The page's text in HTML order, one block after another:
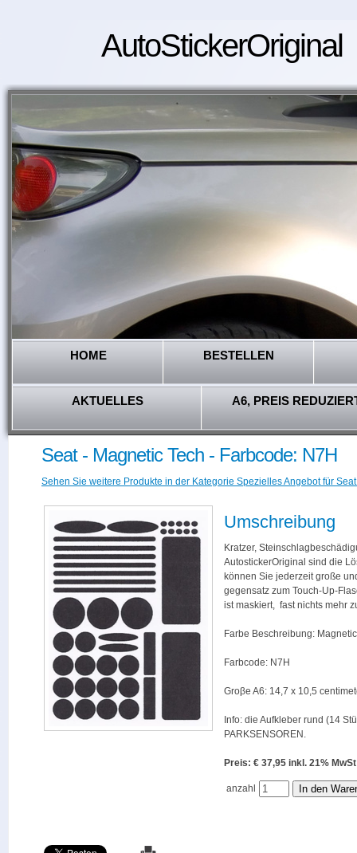
AutoStickerOriginal
HOME BESTELLEN
AKTUELLES A6, PREIS
Seat - Magnetic Tech - Farbcode: N7H
Sehen Sie weitere Produkte in der Kategorie Spezielles Angebot für
Umschreibung
Kratzer,
AutostickerOriginal sind die
können Sie jederzeit große
gegensatz zum Touch-Up-
ist maskiert, fast nichts mehr
Farbe Beschreibung:
Farbcode: N7H
Groβe A6: 14,7 x 10,5
Info: die Aufkleber rund (14
PARKSENSOREN.
Preis: € 37,95 inkl. 21%
anzahl